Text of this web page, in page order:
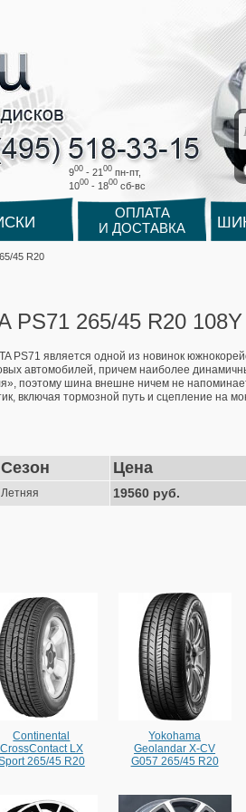
900 - 21 00 пн-пт,
1000 - 1800 cб-вс
ОПЛАТА
И ДОСТАВКА
45 R20
PS71 265/45 R20 108Y
PS71 является одной из новинок
автомобилей, причем наиболее
поэтому шина внешне ничем не
включая тормозной путь и сцепление на
Сезон Цена
Летняя 19560 руб.
Continental
CrossContact LX
265/45 R20
Yokohama
Geolandar X-CV
G057 265/45 R20